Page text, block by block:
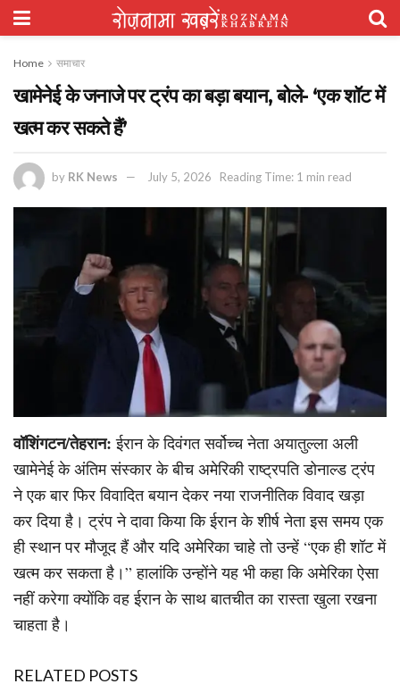
Home समाचार
खामेनेई के जनाजे पर ट्रंप का बड़ा बयान, बोले- ‘एक शॉट में
खत्म कर सकते हैं’
by RK News July 5, 2026 Reading Time: 1 min read
वॉशिंगटन/तेहरान: ईरान के दिवंगत सर्वोच्च नेता अयातुल्ला अली
खामेनेई के अंतिम संस्कार के बीच अमेरिकी राष्ट्रपति डोनाल्ड ट्रंप
ने एक बार फिर विवादित बयान देकर नया राजनीतिक विवाद खड़ा
कर दिया है। ट्रंप ने दावा किया कि ईरान के शीर्ष नेता इस समय एक
ही स्थान पर मौजूद हैं और यदि अमेरिका चाहे तो उन्हें “एक ही शॉट में
खत्म कर सकता है।” हालांकि उन्होंने यह भी कहा कि अमेरिका ऐसा
नहीं करेगा क्योंकि वह ईरान के साथ बातचीत का रास्ता खुला रखना
चाहता है।
RELATED POSTS